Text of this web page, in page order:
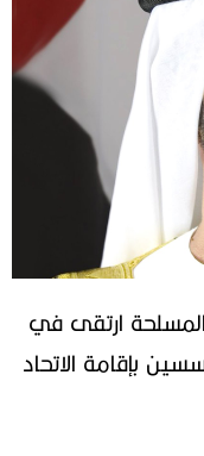
ارتقى في
بإقامة الاتحاد